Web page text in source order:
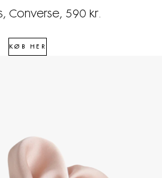
Converse, 590 kr.
KØB HER